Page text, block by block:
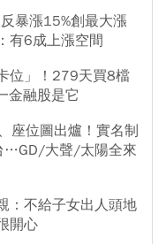
暴漲15%創最大漲
有6成上漲空間
位」！279天買8檔
金融股是它
座位圖出爐！實名制
…GD/大聲/太陽全來
：不給子女出人頭地
開心